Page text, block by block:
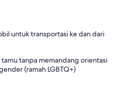
untuk transportasi ke dan dari
tanpa memandang orientasi
(ramah LGBTQ+)